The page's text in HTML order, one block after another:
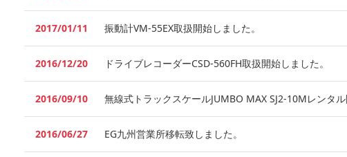
2017/01/11 振動計VM-55EX取扱開始しました。
2016/12/20 ドライブレコーダーCSD-560FH取扱開始しました。
2016/09/10 無線式トラックスケールJUMBO MAX SJ2-10Mレンタル
2016/06/27 EG九州営業所移転致しました。